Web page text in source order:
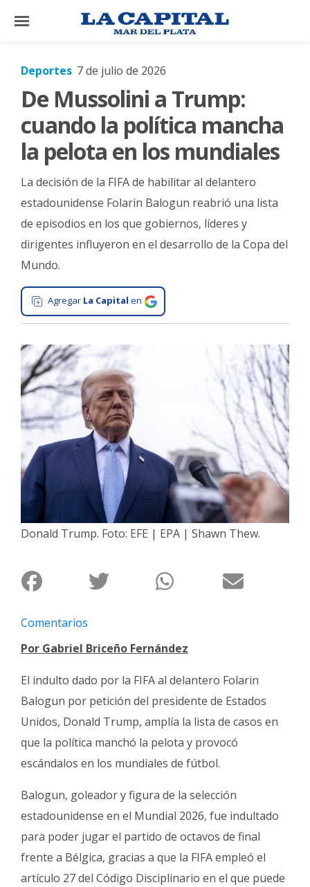
×
El
El
Mundo
La
Zona
Cultura
Tecnología
Salud
General
La
Ciudad
Deportes
y
Espectáculos
Policiales
Cartelera
Familia
Fúnebres
Deportes 7 de julio de 2026
De Mussolini a Trump:
cuando la política mancha
la pelota en los mundiales
La decisión de la FIFA de habilitar al delantero
estadounidense Folarin Balogun reabrió una lista
de episodios en los que gobiernos, líderes y
dirigentes influyeron en el desarrollo de la Copa del
Mundo.
Agregar La Capital en
Donald Trump. Foto: EFE | EPA | Shawn Thew.
Comentarios
Por Gabriel Briceño Fernández
El indulto dado por la FIFA al delantero Folarin
Balogun por petición del presidente de Estados
Unidos, Donald Trump, amplía la lista de casos en
que la política manchó la pelota y provocó
escándalos en los mundiales de fútbol.
Balogun, goleador y figura de la selección
estadounidense en el Mundial 2026, fue indultado
para poder jugar el partido de octavos de final
frente a Bélgica, gracias a que la FIFA empleó el
artículo 27 del Código Disciplinario en el que puede